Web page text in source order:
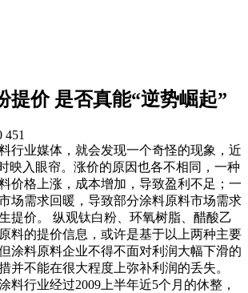
提价 是否真能“逆势崛起”
451
行业媒体，就会发现一个奇怪的现象，近
映入眼帘。涨价的原因也各不相同，一种
价格上涨，成本增加，导致盈利不足；一
场需求回暖，导致部分涂料原料市场需求
提价。 纵观钛白粉、环氧树脂、醋酸乙
料的提价信息，或许是基于以上两种主要
涂料原料企业不得不面对利润大幅下滑的
并不能在很大程度上弥补利润的丢失。
料行业经过2009上半年近5个月的休整，